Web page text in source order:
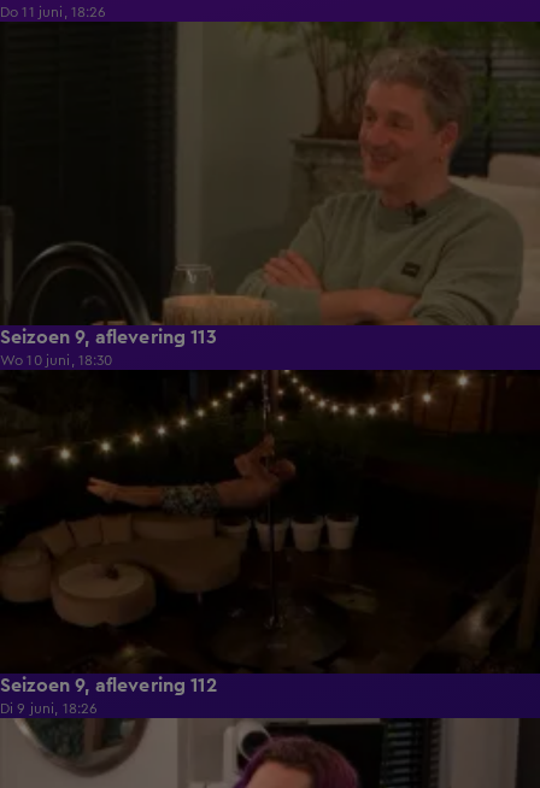
Do 11 juni, 18:26
Seizoen 9, aflevering 113
Wo 10 juni, 18:30
21:50
Seizoen 9, aflevering 112
Di 9 juni, 18:26
21:30